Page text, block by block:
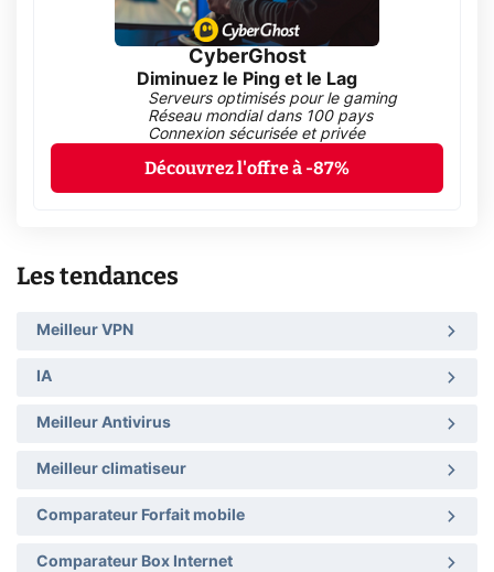
CyberGhost
Diminuez le Ping et le Lag
Serveurs optimisés pour le gaming
Réseau mondial dans 100 pays
Connexion sécurisée et privée
Découvrez l'offre à -87%
Les tendances
Meilleur VPN
IA
Meilleur Antivirus
Meilleur climatiseur
Comparateur Forfait mobile
Comparateur Box Internet